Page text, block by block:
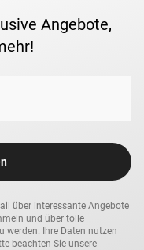
Angebote,
über interessante Angebote
und über tolle
werden. Ihre Daten nutzen
beachten Sie unsere